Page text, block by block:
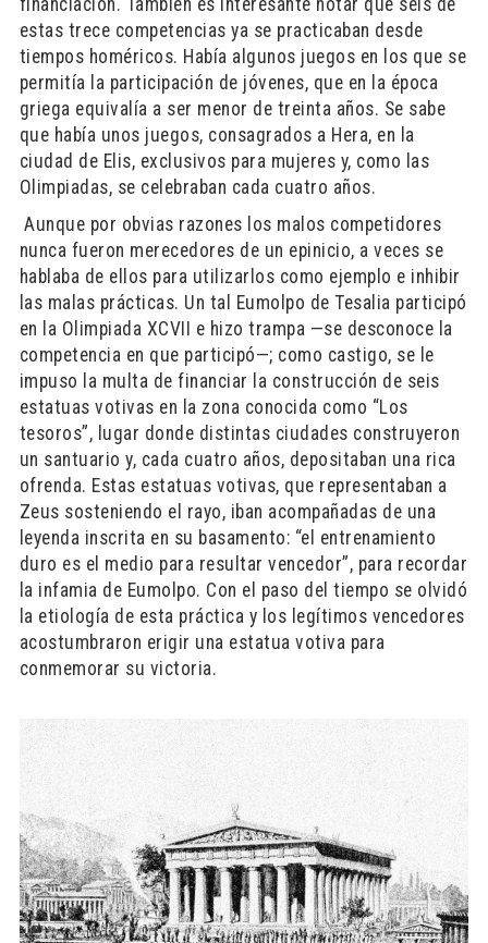
estas trece competencias ya se practicaban desde
tiempos homéricos. Había algunos juegos en los que se
permitía la participación de jóvenes, que en la época
griega equivalía a ser menor de treinta años. Se sabe
que había unos juegos, consagrados a Hera, en la
ciudad de Elis, exclusivos para mujeres y, como las
Olimpiadas, se celebraban cada cuatro años.
​ Aunque por obvias razones los malos competidores
nunca fueron merecedores de un epinicio, a veces se
hablaba de ellos para utilizarlos como ejemplo e inhibir
las malas prácticas. Un tal Eumolpo de Tesalia participó
en la Olimpiada XCVII e hizo trampa —se desconoce la
competencia en que participó—; como castigo, se le
impuso la multa de financiar la construcción de seis
estatuas votivas en la zona conocida como “Los
tesoros”, lugar donde distintas ciudades construyeron
un santuario y, cada cuatro años, depositaban una rica
ofrenda. Estas estatuas votivas, que representaban a
Zeus sosteniendo el rayo, iban acompañadas de una
leyenda inscrita en su basamento: “el entrenamiento
duro es el medio para resultar vencedor”, para recordar
la infamia de Eumolpo. Con el paso del tiempo se olvidó
la etiología de esta práctica y los legítimos vencedores
acostumbraron erigir una estatua votiva para
conmemorar su victoria.